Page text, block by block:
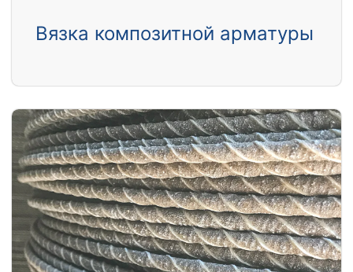
Вязка композитной арматуры